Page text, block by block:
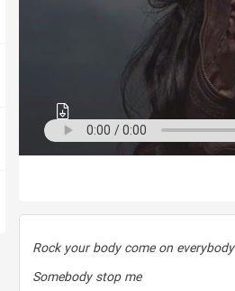
Rock your body come on everybody
Somebody stop me